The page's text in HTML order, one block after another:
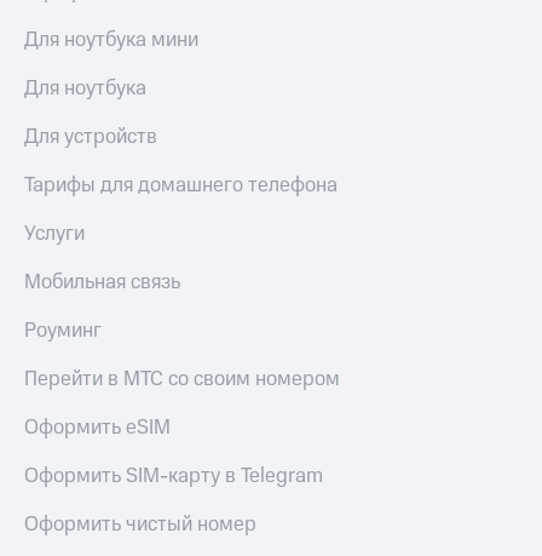
Для ноутбука мини
Для ноутбука
Для устройств
Тарифы для домашнего телефона
Услуги
Мобильная связь
Роуминг
Перейти в МТС со своим номером
Оформить eSIM
Оформить SIM-карту в Telegram
Оформить чистый номер